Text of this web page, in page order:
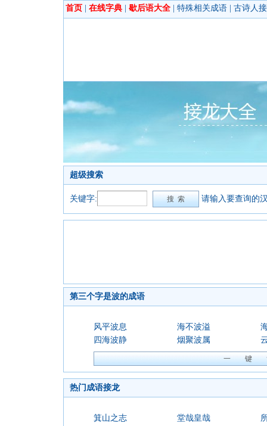
首页 在线字典 歇后语大全 特殊相关成语 古诗人
超级搜索
关键字: 请输入要查询的
第三个字是波的成语
风平波息 海不波溢
四海波静
烟聚波属
热门成语接龙
箕山之志 堂哉皇哉